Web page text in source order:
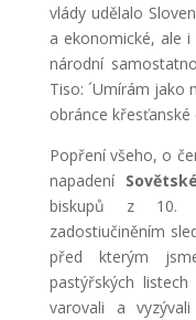
vlády udělalo
a ekonomické, ale
národní
Tiso: ´Umírám
obránce křesťanské
Popření všeho, o
napadení
biskupů z 10.
zadostiučiněním
před kterým
pastýřských
varovali a